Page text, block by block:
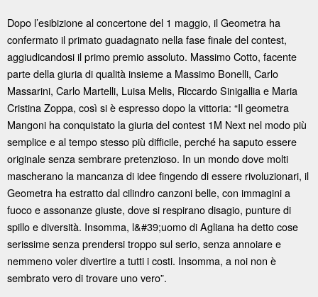
Dopo l’esibizione al concertone del 1 maggio, il Geometra ha
confermato il primato guadagnato nella fase finale del contest,
aggiudicandosi il primo premio assoluto. Massimo Cotto, facente
parte della giuria di qualità insieme a Massimo Bonelli, Carlo
Massarini, Carlo Martelli, Luisa Melis, Riccardo Sinigallia e Maria
Cristina Zoppa, così si è espresso dopo la vittoria: “Il geometra
Mangoni ha conquistato la giuria del contest 1M Next nel modo più
semplice e al tempo stesso più difficile, perché ha saputo essere
originale senza sembrare pretenzioso. In un mondo dove molti
mascherano la mancanza di idee fingendo di essere rivoluzionari, il
Geometra ha estratto dal cilindro canzoni belle, con immagini a
fuoco e assonanze giuste, dove si respirano disagio, punture di
spillo e diversità. Insomma, l&#39;uomo di Agliana ha detto cose
serissime senza prendersi troppo sul serio, senza annoiare e
nemmeno voler divertire a tutti i costi. Insomma, a noi non è
sembrato vero di trovare uno vero”.